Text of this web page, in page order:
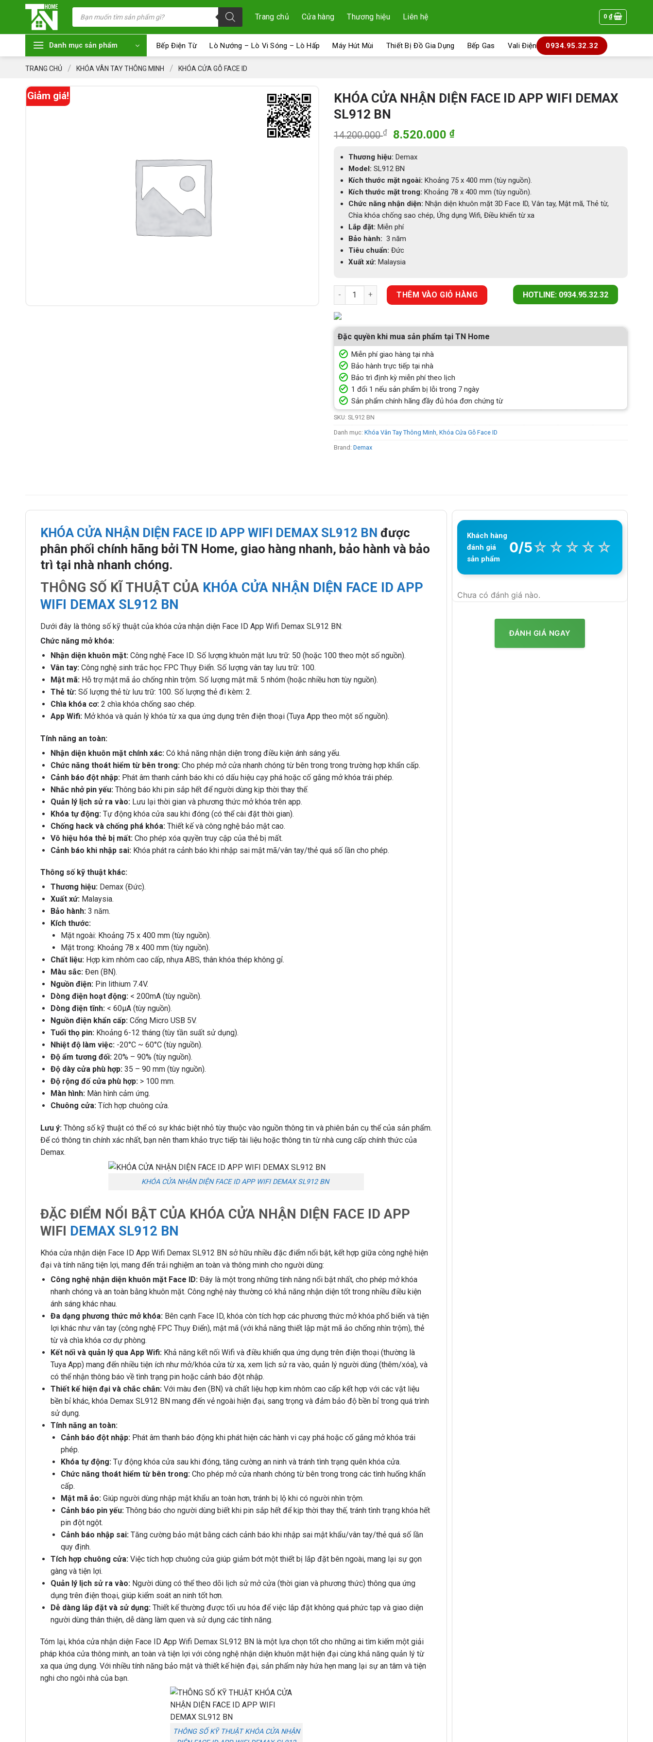
Tìm
kiếm
phẩm
Trang chủ Cửa hàng Thương hiệu Liên hệ 0 ₫
Danh mục sản phẩm Bếp Điện Từ Lò Nướng – Lò Vi Sóng – Lò Hấp Máy Hút Mùi Thiết Bị Đồ Gia Dụng Bếp Gas Vali Điện 0934.95.32.32
TRANG CHỦ / KHÓA VÂN TAY THÔNG MINH / KHÓA CỬA GỖ FACE ID
Giảm giá!
KHÓA CỬA NHẬN DIỆN FACE ID APP WIFI DEMAX
SL912 BN
14.200.000₫
Giá
là:
14.200.000 ₫.
8.520.000 ₫Giá
8.520.000 ₫.
Thương hiệu: Demax
Model: SL912 BN
Kích thước mặt ngoài: Khoảng 75 x 400 mm (tùy nguồn).
Kích thước mặt trong: Khoảng 78 x 400 mm (tùy nguồn).
Chức năng nhận diện: Nhận diện khuôn mặt 3D Face ID, Vân tay, Mật mã, Thẻ từ,
Chìa khóa chống sao chép, Ứng dụng Wifi, Điều khiển từ xa
Lắp đặt: Miễn phí
Bảo hành: 3 năm
Tiêu chuẩn: Đức
Xuất xứ: Malaysia
KHÓA CỬA NHẬN DIỆN FACE ID APP WIFI DEMAX SL912 BN số lượng
THÊM VÀO GIỎ HÀNG HOTLINE: 0934.95.32.32
Đặc quyền khi mua sản phẩm tại TN Home
Miễn phí giao hàng tại nhà
Bảo hành trực tiếp tại nhà
Bảo trì định kỳ miễn phí theo lịch
1 đổi 1 nếu sản phẩm bị lỗi trong 7 ngày
Sản phẩm chính hãng đầy đủ hóa đơn chứng từ
SKU: SL912 BN
Danh mục: Khóa Vân Tay Thông Minh Khóa Cửa Gỗ Face ID
Brand: Demax
KHÓA CỬA NHẬN DIỆN FACE ID APP WIFI DEMAX SL912 BN được
phân phối chính hãng bởi TN Home, giao hàng nhanh, bảo hành và bảo
trì tại nhà nhanh chóng.
THÔNG SỐ KĨ THUẬT CỦA KHÓA CỬA NHẬN DIỆN FACE ID APP
WIFI DEMAX SL912 BN
Dưới đây là thông số kỹ thuật của khóa cửa nhận diện Face ID App Wifi Demax SL912 BN:
Chức năng mở khóa:
Nhận diện khuôn mặt:Công nghệ Face ID. Số lượng khuôn mặt lưu trữ: 50 (hoặc 100 theo một số nguồn).
Vân tay:Công nghệ sinh trắc học FPC Thụy Điển. Số lượng vân tay lưu trữ: 100.
Mật mã:Hỗ trợ mật mã ảo chống nhìn trộm. Số lượng mật mã: 5 nhóm (hoặc nhiều hơn tùy nguồn).
Thẻ từ:Số lượng thẻ từ lưu trữ: 100. Số lượng thẻ đi kèm: 2.
Chìa khóa cơ:2 chìa khóa chống sao chép.
App Wifi:Mở khóa và quản lý khóa từ xa qua ứng dụng trên điện thoại (Tuya App theo một số nguồn).
Tính năng an toàn:
Nhận diện khuôn mặt chính xác:Có khả năng nhận diện trong điều kiện ánh sáng yếu.
Chức năng thoát hiểm từ bên trong:Cho phép mở cửa nhanh chóng từ bên trong trong trường hợp khẩn cấp.
Cảnh báo đột nhập:Phát âm thanh cảnh báo khi có dấu hiệu cạy phá hoặc cố gắng mở khóa trái phép.
Nhắc nhở pin yếu:Thông báo khi pin sắp hết để người dùng kịp thời thay thế.
Quản lý lịch sử ra vào:Lưu lại thời gian và phương thức mở khóa trên app.
Khóa tự động:Tự động khóa cửa sau khi đóng (có thể cài đặt thời gian).
Chống hack và chống phá khóa:Thiết kế và công nghệ bảo mật cao.
Vô hiệu hóa thẻ bị mất:Cho phép xóa quyền truy cập của thẻ bị mất.
Cảnh báo khi nhập sai:Khóa phát ra cảnh báo khi nhập sai mật mã/vân tay/thẻ quá số lần cho phép.
Thông số kỹ thuật khác:
Thương hiệu:Demax (Đức).
Xuất xứ:Malaysia.
Bảo hành:3 năm.
Kích thước:
Mặt ngoài: Khoảng 75 x 400 mm (tùy nguồn).
Mặt trong: Khoảng 78 x 400 mm (tùy nguồn).
Chất liệu:Hợp kim nhôm cao cấp, nhựa ABS, thân khóa thép không gỉ.
Màu sắc:Đen (BN).
Nguồn điện:Pin lithium 7.4V.
Dòng điện hoạt động:< 200mA (tùy nguồn).
Dòng điện tĩnh:< 60µA (tùy nguồn).
Nguồn điện khẩn cấp:Cổng Micro USB 5V.
Tuổi thọ pin:Khoảng 6-12 tháng (tùy tần suất sử dụng).
Nhiệt độ làm việc:-20°C ~ 60°C (tùy nguồn).
Độ ẩm tương đối:20% – 90% (tùy nguồn).
Độ dày cửa phù hợp:35 – 90 mm (tùy nguồn).
Độ rộng đố cửa phù hợp:> 100 mm.
Màn hình:Màn hình cảm ứng.
Chuông cửa:Tích hợp chuông cửa.
Lưu ý: Thông số kỹ thuật có thể có sự khác biệt nhỏ tùy thuộc vào nguồn thông tin và phiên bản cụ thể của sản phẩm.
Để có thông tin chính xác nhất, bạn nên tham khảo trực tiếp tài liệu hoặc thông tin từ nhà cung cấp chính thức của
Demax.
KHÓA CỬA NHẬN DIỆN FACE ID APP WIFI DEMAX SL912 BN
ĐẶC ĐIỂM NỔI BẬT CỦA KHÓA CỬA NHẬN DIỆN FACE ID APP
WIFI DEMAX SL912 BN
Khóa cửa nhận diện Face ID App Wifi Demax SL912 BN sở hữu nhiều đặc điểm nổi bật, kết hợp giữa công nghệ hiện
đại và tính năng tiện lợi, mang đến trải nghiệm an toàn và thông minh cho người dùng:
Công nghệ nhận diện khuôn mặt Face ID:Đây là một trong những tính năng nổi bật nhất, cho phép mở khóa
nhanh chóng và an toàn bằng khuôn mặt. Công nghệ này thường có khả năng nhận diện tốt trong nhiều điều kiện
ánh sáng khác nhau.
Đa dạng phương thức mở khóa:Bên cạnh Face ID, khóa còn tích hợp các phương thức mở khóa phổ biến và tiện
lợi khác như vân tay (công nghệ FPC Thụy Điển), mật mã (với khả năng thiết lập mật mã ảo chống nhìn trộm), thẻ
từ và chìa khóa cơ dự phòng.
Kết nối và quản lý qua App Wifi:Khả năng kết nối Wifi và điều khiển qua ứng dụng trên điện thoại (thường là
Tuya App) mang đến nhiều tiện ích như mở/khóa cửa từ xa, xem lịch sử ra vào, quản lý người dùng (thêm/xóa), và
có thể nhận thông báo về tình trạng pin hoặc cảnh báo đột nhập.
Thiết kế hiện đại và chắc chắn:Với màu đen (BN) và chất liệu hợp kim nhôm cao cấp kết hợp với các vật liệu
bền bỉ khác, khóa Demax SL912 BN mang đến vẻ ngoài hiện đại, sang trọng và đảm bảo độ bền bỉ trong quá trình
sử dụng.
Tính năng an toàn:
Cảnh báo đột nhập:Phát âm thanh báo động khi phát hiện các hành vi cạy phá hoặc cố gắng mở khóa trái
phép.
Khóa tự động:Tự động khóa cửa sau khi đóng, tăng cường an ninh và tránh tình trạng quên khóa cửa.
Chức năng thoát hiểm từ bên trong:Cho phép mở cửa nhanh chóng từ bên trong trong các tình huống khẩn
cấp.
Mật mã ảo:Giúp người dùng nhập mật khẩu an toàn hơn, tránh bị lộ khi có người nhìn trộm.
Cảnh báo pin yếu:Thông báo cho người dùng biết khi pin sắp hết để kịp thời thay thế, tránh tình trạng khóa hết
pin đột ngột.
Cảnh báo nhập sai:Tăng cường bảo mật bằng cách cảnh báo khi nhập sai mật khẩu/vân tay/thẻ quá số lần
quy định.
Tích hợp chuông cửa:Việc tích hợp chuông cửa giúp giảm bớt một thiết bị lắp đặt bên ngoài, mang lại sự gọn
gàng và tiện lợi.
Quản lý lịch sử ra vào:Người dùng có thể theo dõi lịch sử mở cửa (thời gian và phương thức) thông qua ứng
dụng trên điện thoại, giúp kiểm soát an ninh tốt hơn.
Dễ dàng lắp đặt và sử dụng:Thiết kế thường được tối ưu hóa để việc lắp đặt không quá phức tạp và giao diện
người dùng thân thiện, dễ dàng làm quen và sử dụng các tính năng.
Tóm lại, khóa cửa nhận diện Face ID App Wifi Demax SL912 BN là một lựa chọn tốt cho những ai tìm kiếm một giải
pháp khóa cửa thông minh, an toàn và tiện lợi với công nghệ nhận diện khuôn mặt hiện đại cùng khả năng quản lý từ
xa qua ứng dụng. Với nhiều tính năng bảo mật và thiết kế hiện đại, sản phẩm này hứa hẹn mang lại sự an tâm và tiện
nghi cho ngôi nhà của bạn.
THÔNG SỐ KỸ THUẬT KHÓA CỬA NHẬN
Khách hàng
đánh giá
sản phẩm
0/5☆ ☆ ☆ ☆ ☆
Chưa có đánh giá nào.
ĐÁNH GIÁ NGAY